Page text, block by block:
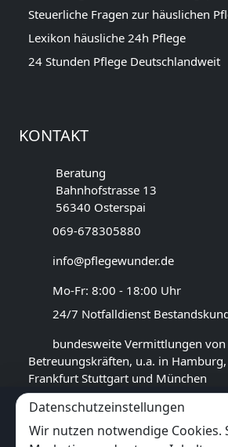
Steuerliche Fragen zur häuslichen
Lexikon häusliche 24h Pflege
24 Stunden Pflege Deutschlandweit
KONTAKT
Beratung
Bahnhofstrasse 13
56340 Osterspai
069-678305880
info@pflegewunder.de
Mo-Fr: 8:00 - 18:00 Uhr
24/7 Notfalldienst
bundesweite Vermittlungen
Betreuungskräften, u.a. in
Frankfurt Stuttgart und München
GOOGLE BEWERTUNG
★★★★★
Datenschutzeinstellungen
Wir nutzen notwendige Cookies.